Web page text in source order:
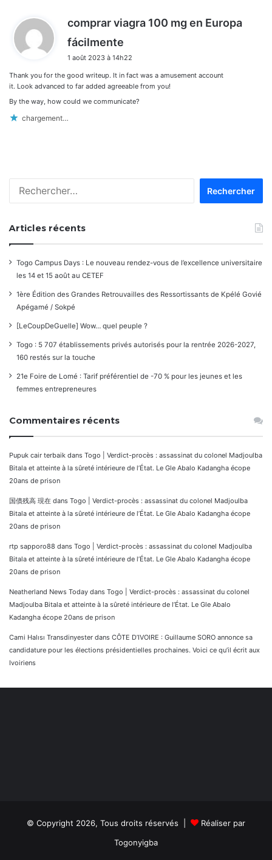
comprar viagra 100 mg en Europa
fácilmente
t
:
1 août 2023 à 14h22
Thank you for the good writeup. It in fact was a amusement account
it. Look advanced to far added agreeable from you!
By the way, how could we communicate?
chargement…
Articles récents
Togo Campus Days : Le nouveau rendez-vous de l’excellence universitaire
les 14 et 15 août au CETEF
1ère Édition des Grandes Retrouvailles des Ressortissants de Kpélé Govié
Apégamé / Sokpé
[LeCoupDeGuelle] Wow… quel peuple ?
Togo : 5 707 établissements privés autorisés pour la rentrée 2026-2027,
160 restés sur la touche
21e Foire de Lomé : Tarif préférentiel de -70 % pour les jeunes et les
femmes entrepreneures
Commentaires récents
Pupuk cair terbaik dans Togo | Verdict-procès : assassinat du colonel Madjoulba
Bitala et atteinte à la sûreté intérieure de l’État. Le Gle Abalo Kadangha écope
20ans de prison
国債残高 現在 dans Togo | Verdict-procès : assassinat du colonel Madjoulba
Bitala et atteinte à la sûreté intérieure de l’État. Le Gle Abalo Kadangha écope
20ans de prison
rtp sapporo88 dans Togo | Verdict-procès : assassinat du colonel Madjoulba
Bitala et atteinte à la sûreté intérieure de l’État. Le Gle Abalo Kadangha écope
20ans de prison
Neatherland News Today dans Togo | Verdict-procès : assassinat du colonel
Madjoulba Bitala et atteinte à la sûreté intérieure de l’État. Le Gle Abalo
Kadangha écope 20ans de prison
Cami Halısı Transdinyester dans CÔTE D’IVOIRE : Guillaume SORO annonce sa
candidature pour les élections présidentielles prochaines. Voici ce qu’il écrit aux
Ivoiriens
© Copyright 2026, Tous droits réservés |
Réaliser par
Togonyigba